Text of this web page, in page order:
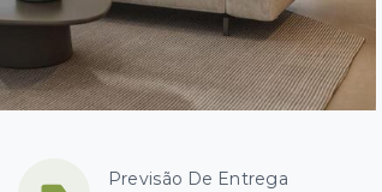
Previsão De Entrega